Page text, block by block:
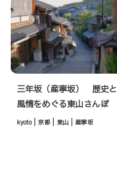
三年坂（産寧坂） 歴史と
風情をめぐる東山さんぽ
kyoto | 京都 | 東山 | 産寧坂